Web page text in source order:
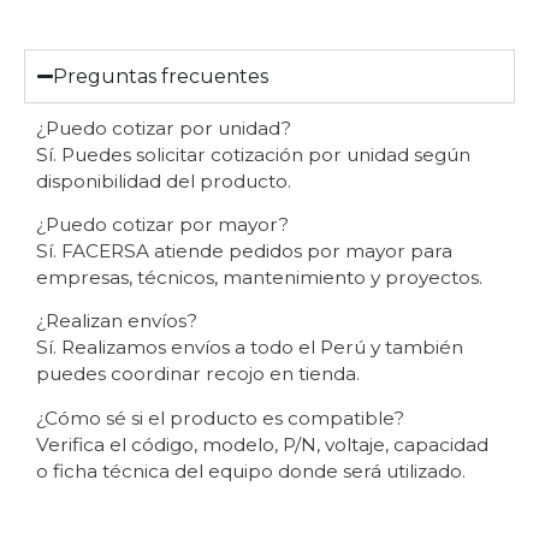
Preguntas frecuentes
¿Puedo cotizar por unidad?
Sí. Puedes solicitar cotización por unidad según
disponibilidad del producto.
¿Puedo cotizar por mayor?
Sí. FACERSA atiende pedidos por mayor para
empresas, técnicos, mantenimiento y proyectos.
¿Realizan envíos?
Sí. Realizamos envíos a todo el Perú y también
puedes coordinar recojo en tienda.
¿Cómo sé si el producto es compatible?
Verifica el código, modelo, P/N, voltaje, capacidad
o ficha técnica del equipo donde será utilizado.